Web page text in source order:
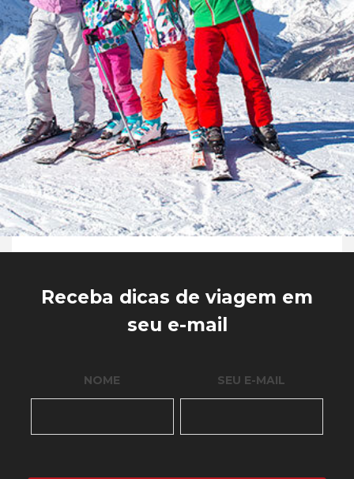
Receba dicas de viagem em
seu e-mail
NOME SEU E-MAIL